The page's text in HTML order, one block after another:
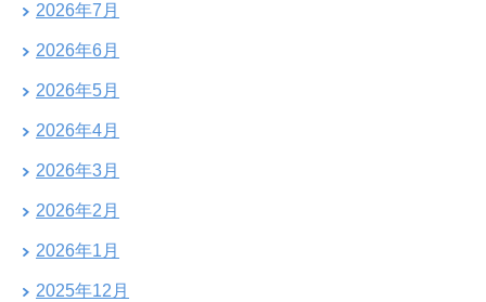
2026年7月
2026年6月
2026年5月
2026年4月
2026年3月
2026年2月
2026年1月
2025年12月